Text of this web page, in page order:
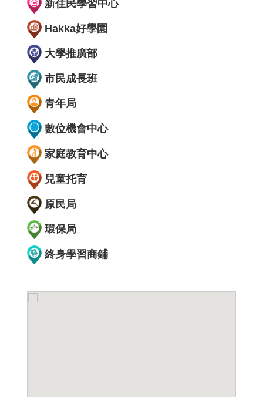
新住民學習中心
Hakka好學園
大學推廣部
市民成長班
青年局
數位機會中心
家庭教育中心
兒童托育
原民局
環保局
終身學習商鋪